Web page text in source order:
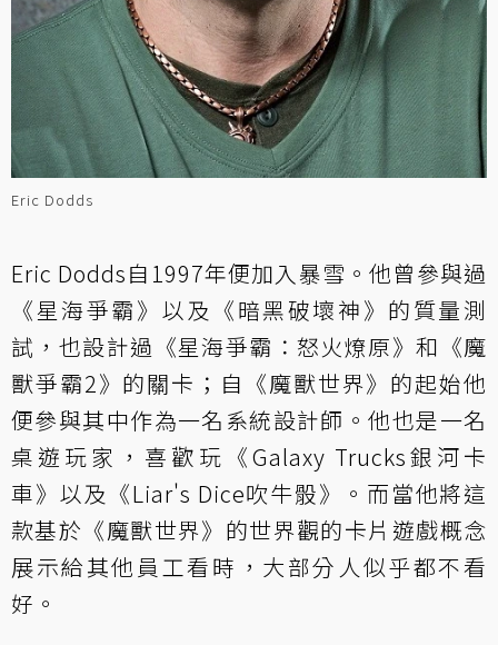
Eric Dodds
Eric Dodds自1997年便加入暴雪。他曾參與過
《星海爭霸》以及《暗黑破壞神》的質量測
試，也設計過《星海爭霸：怒火燎原》和《魔
獸爭霸2》的關卡；自《魔獸世界》的起始他
便參與其中作為一名系統設計師。他也是一名
桌遊玩家，喜歡玩《Galaxy Trucks銀河卡
車》以及《Liar's Dice吹牛骰》。而當他將這
款基於《魔獸世界》的世界觀的卡片遊戲概念
展示給其他員工看時，大部分人似乎都不看
好。